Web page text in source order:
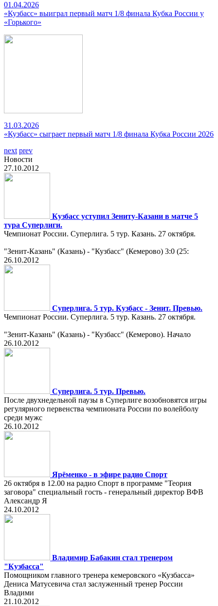
01.04.2026
«Кузбасс» выиграл первый матч 1/8 финала Кубка России у
«Горького»
31.03.2026
«Кузбасс» сыграет первый матч 1/8 финала Кубка России 2026
next prev
Новости
27.10.2012
Кузбасс уступил Зениту-Казани в матче 5
тура Суперлиги.
Чемпионат России. Суперлига. 5 тур. Казань. 27 октября.
"Зенит-Казань" (Казань) - "Кузбасс" (Кемерово) 3:0 (25:
26.10.2012
Суперлига. 5 тур. Кузбасс - Зенит. Превью.
Чемпионат России. Суперлига. 5 тур. Казань. 27 октября.
"Зенит-Казань" (Казань) - "Кузбасс" (Кемерово). Начало
26.10.2012
Суперлига. 5 тур. Превью.
После двухнедельной паузы в Суперлиге возобновятся игры
регулярного первенства чемпионата России по волейболу
среди мужс
26.10.2012
Ярёменко - в эфире радио Спорт
26 октября в 12.00 на радио Спорт в программе "Теория
заговора" специальный гость - генеральный директор ВФВ
Александр Я
24.10.2012
Владимир Бабакин стал тренером
"Кузбасса"
Помощником главного тренера кемеровского «Кузбасса»
Дениса Матусевича стал заслуженный тренер России
Владими
21.10.2012